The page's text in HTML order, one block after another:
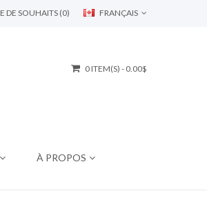
FRANÇAIS
DE SOUHAITS (0)
0 ITEM(S) - 0.00$
À PROPOS